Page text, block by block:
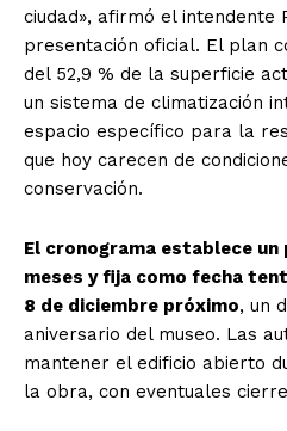
ciudad», afirmó el intendente
presentación oficial. El plan
del 52,9 % de la superficie
un sistema de climatización
espacio específico para la
que hoy carecen de
conservación.
El cronograma establece un
meses y fija como fecha
8 de diciembre próximo, un
aniversario del museo. Las
mantener el edificio abierto
la obra, con eventuales